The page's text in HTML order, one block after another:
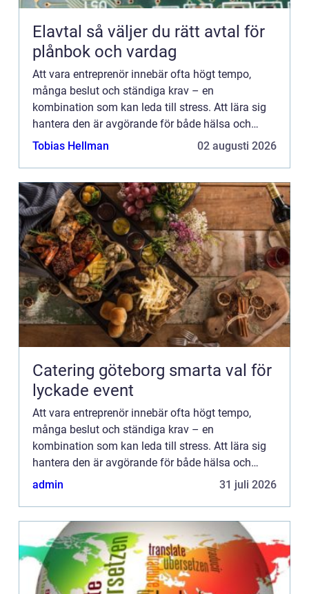
Elavtal så väljer du rätt avtal för
plånbok och vardag
Att vara entreprenör innebär ofta högt tempo,
många beslut och ständiga krav – en
kombination som kan leda till stress. Att lära sig
hantera den är avgörande för både hälsa och
framg&arin...
Tobias Hellman 02 augusti 2026
Catering göteborg smarta val för
lyckade event
Att vara entreprenör innebär ofta högt tempo,
många beslut och ständiga krav – en
kombination som kan leda till stress. Att lära sig
hantera den är avgörande för både hälsa och
framg&arin...
admin 31 juli 2026